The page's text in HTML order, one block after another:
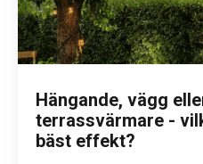
Hängande, vägg
terrassvärmare -
bäst effekt?